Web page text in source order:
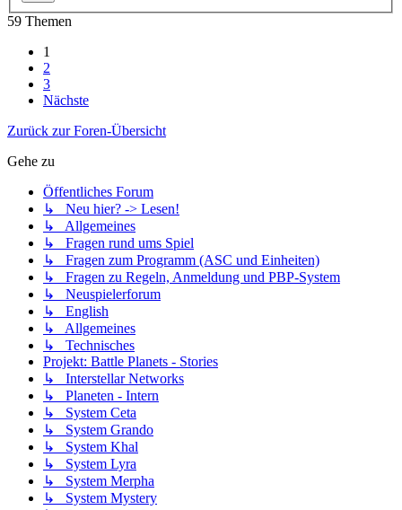
59 Themen
1
2
3
Nächste
Zurück zur Foren-Übersicht
Gehe zu
Öffentliches Forum
↳ Neu hier? -> Lesen!
↳ Allgemeines
↳ Fragen rund ums Spiel
↳ Fragen zum Programm (ASC und Einheiten)
↳ Fragen zu Regeln, Anmeldung und PBP-System
↳ Neuspielerforum
↳ English
↳ Allgemeines
↳ Technisches
Projekt: Battle Planets - Stories
↳ Interstellar Networks
↳ Planeten - Intern
↳ System Ceta
↳ System Grando
↳ System Khal
↳ System Lyra
↳ System Merpha
↳ System Mystery